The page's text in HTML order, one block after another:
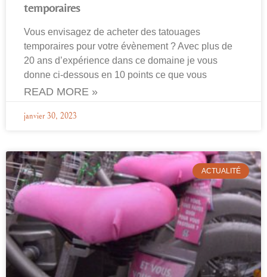
temporaires
Vous envisagez de acheter des tatouages
temporaires pour votre évènement ? Avec plus de
20 ans d’expérience dans ce domaine je vous
donne ci-dessous en 10 points ce que vous
READ MORE »
janvier 30, 2023
ACTUALITÉ